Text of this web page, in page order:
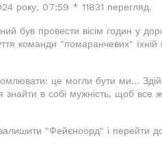
року, 07:59 * 11831 перегляд.
був провести вісім годин у
команди "помаранчевих" їхній
це могли бути ми...
в собі мужність, щоб все
"Фейєноорд" і перейти до